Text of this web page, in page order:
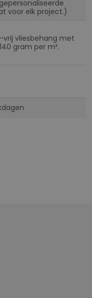
voor elk project.)
vrij vliesbehang met
gram per m².